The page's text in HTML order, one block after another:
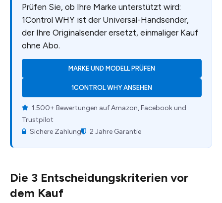
Prüfen Sie, ob Ihre Marke unterstützt wird:
1Control WHY ist der Universal-Handsender,
der Ihre Originalsender ersetzt, einmaliger Kauf
ohne Abo.
MARKE UND MODELL PRÜFEN
1CONTROL WHY ANSEHEN
1.500+ Bewertungen auf Amazon, Facebook und
Trustpilot
Sichere Zahlung
2 Jahre Garantie
Die 3 Entscheidungskriterien vor
dem Kauf